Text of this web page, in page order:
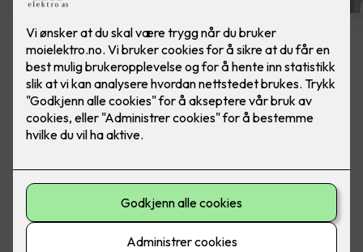
4 stk sorte LED downlights
rehab inkl. LED dimmer
Ferdig montert - Junistar ECO 2700 m/ LED
Flott LED downlight med 42 graders spredning og 30
graders vipp i to retninger til innendørs bruke, inkl. LED
dimmer. Inkludert montering.